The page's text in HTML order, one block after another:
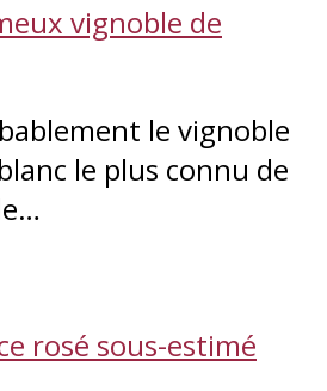
vignoble de
le vignoble
le plus connu de
rosé sous-estimé